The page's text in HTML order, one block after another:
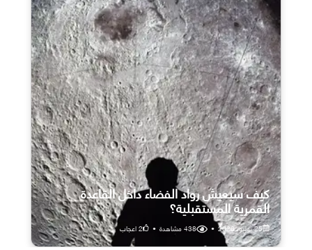
كيف سيعيش رواد الفضاء داخل القاعدة
القمرية المستقبلية؟
25 يوليو، 2026 •
438مشاهدة •
2اعجاب